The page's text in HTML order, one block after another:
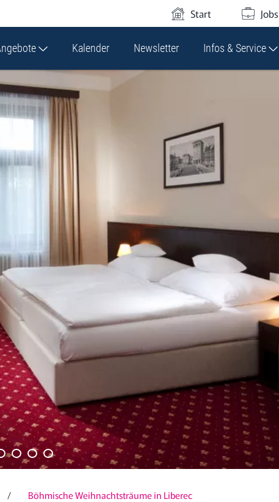
Start Jobs
Kalender Newsletter Infos & Service
/ Böhmische Weihnachtsträume in Liberec